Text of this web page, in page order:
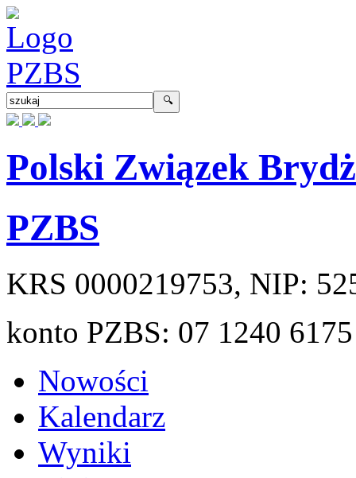
Polski Związek
PZBS
KRS 0000219753, NIP:
konto PZBS: 07 1240
Nowości
Kalendarz
Wyniki